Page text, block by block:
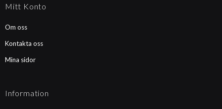
Mitt Konto
Om oss
Kontakta oss
Mina sidor
Information